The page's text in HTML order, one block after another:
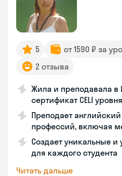
5 от 1590 ₽ за
2 отзыва
Жила и преподавала в
сертификат CELI
Преподает
профессий, включая
Создает уникальные и
для каждого студента
Читать дальше